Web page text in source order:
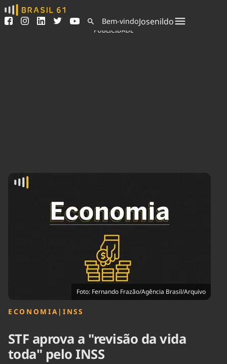
Ver todas as notícias
Podcasts
Indicadores
Agronegócios
Economia
Educação
Infraestrutura
Internacional
Podcast
Política
Saúde
Bem-vindoJosenildo
PUBLICIDADE
Foto: Fernando Frazão/Agência Brasil/Arquivo
ECONOMIA | INSS
STF aprova a "revisão da vida
toda" pelo INSS